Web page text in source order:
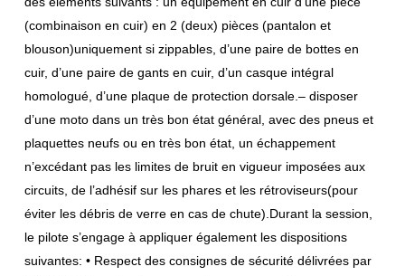
(combinaison en cuir) en 2 (deux) pièces (pantalon et
blouson)uniquement si zippables, d’une paire de bottes en
cuir, d’une paire de gants en cuir, d’un casque intégral
homologué, d’une plaque de protection dorsale.– disposer
d’une moto dans un très bon état général, avec des pneus et
plaquettes neufs ou en très bon état, un échappement
n’excédant pas les limites de bruit en vigueur imposées aux
circuits, de l’adhésif sur les phares et les rétroviseurs(pour
éviter les débris de verre en cas de chute).Durant la session,
le pilote s’engage à appliquer également les dispositions
suivantes: • Respect des consignes de sécurité délivrées par